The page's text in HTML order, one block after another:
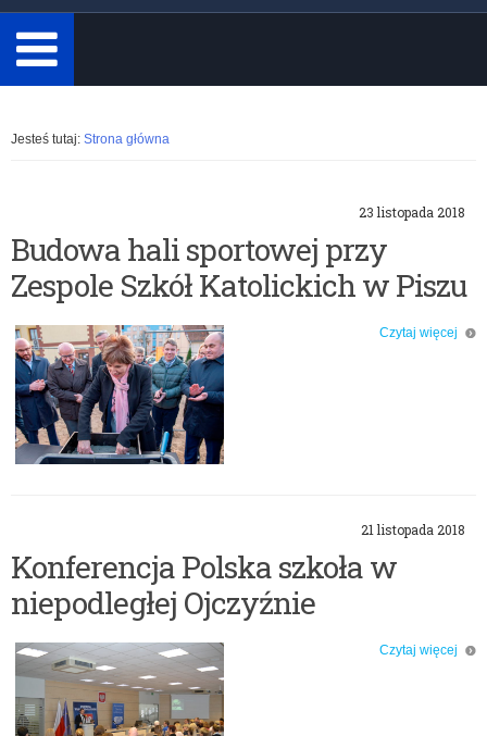
minimum
3
znaki.
Rozwiń
Jesteś tutaj: Strona główna
23 listopada 2018
Budowa hali sportowej przy
Zespole Szkół Katolickich w Piszu
Czytaj więcej
o: Budowa hali sportowej przy Zespole Szkół Katolickich w Piszu
21 listopada 2018
Konferencja Polska szkoła w
niepodległej Ojczyźnie
Czytaj więcej
o: Konferencja Polska szkoła w niepodległej Ojczyźnie